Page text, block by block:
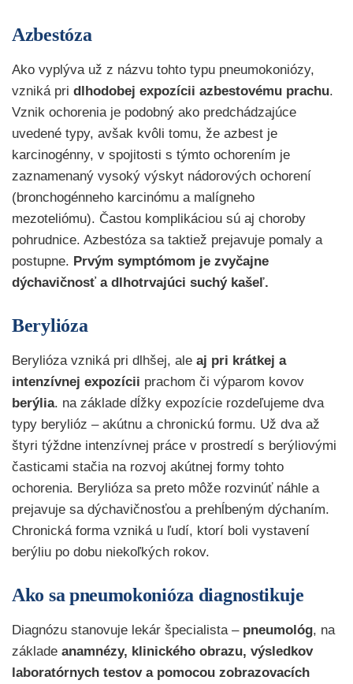
Azbestóza
Ako vyplýva už z názvu tohto typu pneumokoniózy,
vzniká pri dlhodobej expozícii azbestovému prachu.
Vznik ochorenia je podobný ako predchádzajúce
uvedené typy, avšak kvôli tomu, že azbest je
karcinogénny, v spojitosti s týmto ochorením je
zaznamenaný vysoký výskyt nádorových ochorení
(bronchogénneho karcinómu a malígneho
mezoteliómu). Častou komplikáciou sú aj choroby
pohrudnice. Azbestóza sa taktiež prejavuje pomaly a
postupne. Prvým symptómom je zvyčajne
dýchavičnosť a dlhotrvajúci suchý kašeľ.
Berylióza
Berylióza vzniká pri dlhšej, ale aj pri krátkej a
intenzívnej expozícii prachom či výparom kovov
berýlia. na základe dĺžky expozície rozdeľujeme dva
typy berylióz – akútnu a chronickú formu. Už dva až
štyri týždne intenzívnej práce v prostredí s berýliovými
časticami stačia na rozvoj akútnej formy tohto
ochorenia. Berylióza sa preto môže rozvinúť náhle a
prejavuje sa dýchavičnosťou a prehĺbeným dýchaním.
Chronická forma vzniká u ľudí, ktorí boli vystavení
berýliu po dobu niekoľkých rokov.
Ako sa pneumokonióza diagnostikuje
Diagnózu stanovuje lekár špecialista – pneumológ, na
základe anamnézy, klinického obrazu, výsledkov
laboratórnych testov a pomocou zobrazovacích